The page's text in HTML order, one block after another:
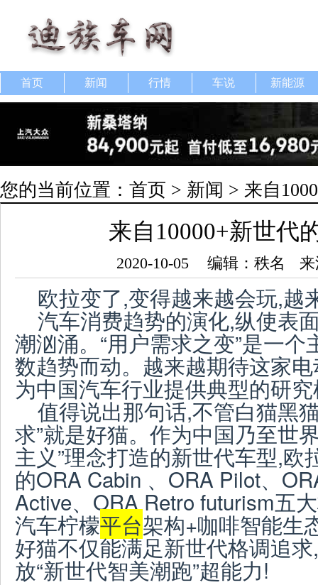
首页 新闻 行情 车说 新能源
您的当前位置： 首页 > 新闻 > 来自
来自10000+新世代
2020-10-05 编辑：秩名
欧拉变了,变得越来越会玩,越
汽车消费趋势的演化,纵使表
潮汹涌。“用户需求之变”是一
数趋势而动。越来越期待这家
为中国汽车行业提供典型的研
值得说出那句话,不管白猫黑
求”就是好猫。作为中国乃至世
主义”理念打造的新世代车型,欧
的ORA Cabin 、ORA Pilot、
Active、ORA Retro futurism五
汽车柠檬平台架构+咖啡智能生
好猫不仅能满足新世代格调追求
放“新世代智美潮跑”超能力!